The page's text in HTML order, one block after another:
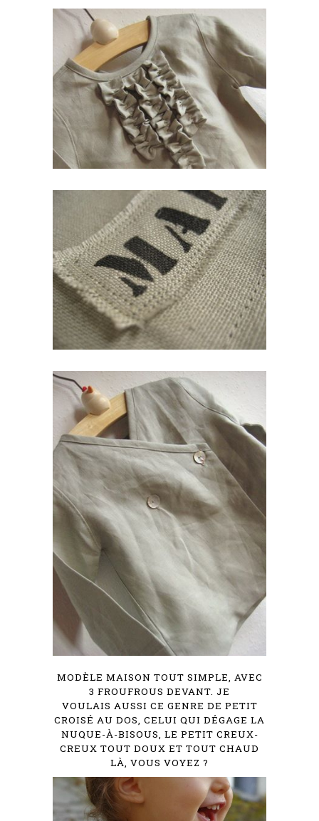
MODÈLE MAISON TOUT SIMPLE, AVEC
3 FROUFROUS DEVANT. JE
VOULAIS AUSSI CE GENRE DE PETIT
CROISÉ AU DOS, CELUI QUI DÉGAGE LA
NUQUE-À-BISOUS, LE PETIT CREUX-
CREUX TOUT DOUX ET TOUT CHAUD
LÀ, VOUS VOYEZ ?